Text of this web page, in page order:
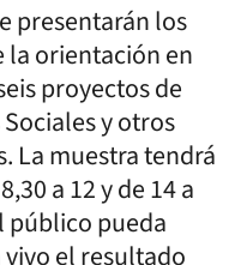
presentarán los
la orientación en
proyectos de
y otros
La muestra tendrá
a 12 y de 14 a
público pueda
el resultado